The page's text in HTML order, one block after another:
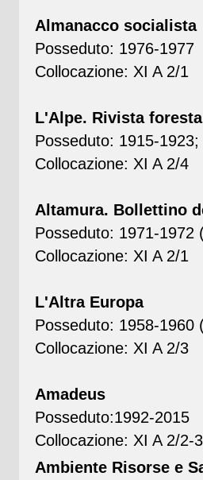
Almanacco socialista
Posseduto: 1976-1977
Collocazione: XI A 2/1
L'Alpe. Rivista
Posseduto: 1915-
Collocazione: XI A 2/4
Altamura. Bollettino
Posseduto: 1971-1972
Collocazione: XI A 2/1
L'Altra Europa
Posseduto: 1958-1960
Collocazione: XI A 2/3
Amadeus
Posseduto:1992-2015
Collocazione: XI A 2/2-3
Ambiente Risorse e